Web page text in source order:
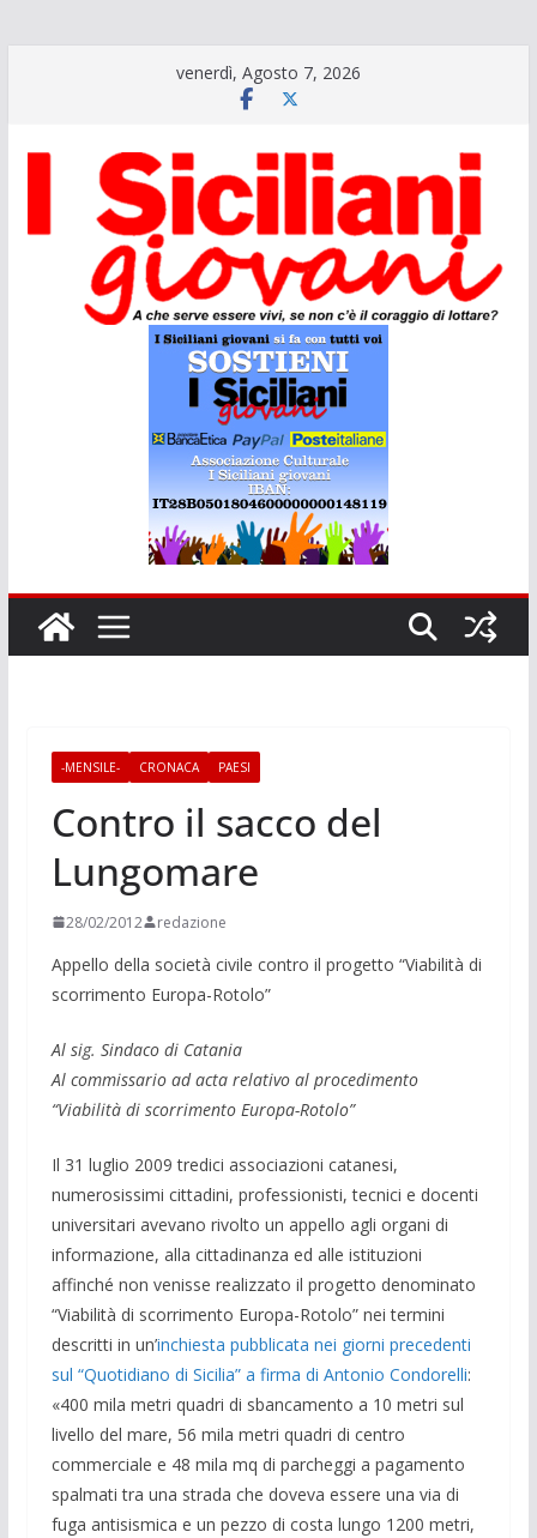
venerdì, Agosto 7, 2026
-MENSILE- CRONACA PAESI
Contro il sacco del
Lungomare
28/02/2012 redazione
Appello della società civile contro il progetto “Viabilità di
scorrimento Eu­ropa-Rotolo”
Al sig. Sindaco di Catania
Al commissario ad acta relativo al procedimento
“Viabilità di scorrimento Europa-Rotolo”
Il 31 luglio 2009 tredici associazioni catanesi,
numerosissimi cittadini, professionisti, tecnici e docenti
universitari avevano rivolto un appello agli organi di
informazione, alla cittadinanza ed alle istituzioni
affinché non venisse realizzato il progetto denominato
“Viabilità di scorrimento Europa-Rotolo” nei termini
descritti in un’inchiesta pubblicata nei giorni precedenti
sul “Quotidiano di Sicilia” a firma di Antonio Condorelli:
«400 mila metri quadri di sbancamento a 10 metri sul
livello del mare, 56 mila metri quadri di centro
commerciale e 48 mila mq di parcheggi a pagamento
spalmati tra una strada che doveva essere una via di
fuga antisismica e un pezzo di costa lungo 1200 metri,